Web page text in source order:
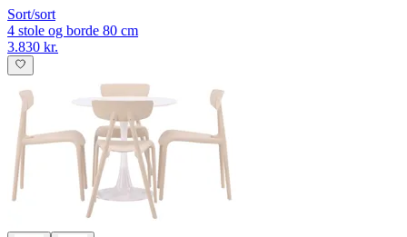
Sort/sort
4 stole og borde 80 cm
3.830 kr.